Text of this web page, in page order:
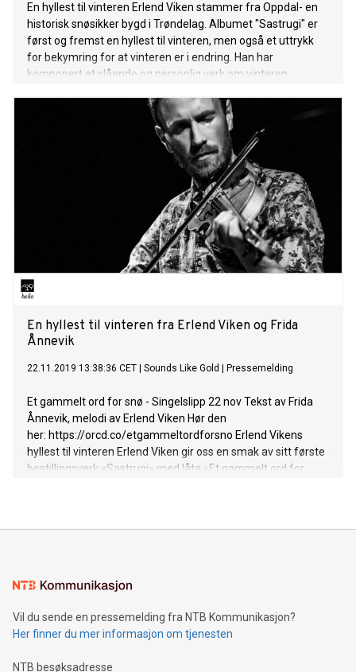
En hyllest til vinteren Erlend Viken stammer fra Oppdal- en
historisk snøsikker bygd i Trøndelag. Albumet "Sastrugi" er
først og fremst en hyllest til vinteren, men også et uttrykk
for bekymring for at vinteren er i endring. Han har
komponert et slående og personlig verk om vinteren,
Frida Ånnevik har bidratt med to tekster, sunget av Ellen
Andrea Wang og Marius Graff. Erlend er en av Norges mest
meritterte folkemusikere og har de siste årene satset på sin
trio Erlend Viken Trio, som tar folkemusikken utenfor boksen
og viser et sterkt behov for utforskertrang. Dette albumet
understreker utforskertrangen ytterligere, vinterens ulike
faser fra det vare til det sterkt rytmiske, gjennom et verk
hvor folkemusikkens særegne trekk innhylles i
medmusikernes bakgrunn i jazz og pop. "Hver gang vi
møtes"-aktuelle Frida Ånnevik har bidratt med to tekster på
albumet og Tuva Syvertsen er gjesteartist på sporet
"Pudder". Hør albumet her: https://orcd.co/
En hyllest til vinteren fra Erlend Viken og Frida
Ånnevik
22.11.2019 13:38:36 CET Sounds Like Gold Pressemelding
Et gammelt ord for snø - Singelslipp 22 nov Tekst av Frida
Ånnevik, melodi av Erlend Viken Hør den
her: https://orcd.co/etgammeltordforsno Erlend Vikens
hyllest til vinteren Erlend Viken gir oss en smak av sitt første
bestillingsverk «Sastrugi» med låta «Et gammelt ord for
fra jazz-, pop- og rock-sjangeren. Teksten til «Et gammelt
fremadstormende jazzstjernen Ellen Andrea Wang (vinner i
Spellemannprisen 2019 i jazzkategorien med
på tanken om langstrakte vidder, evighetsfølelse, ro,
Vil du sende en pressemelding fra NTB Kommunikasjon?
Her finner du mer informasjon om tjenesten
NTB besøksadresse